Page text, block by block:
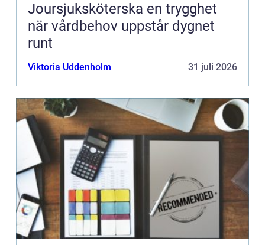
Joursjuksköterska en trygghet
när vårdbehov uppstår dygnet
runt
Viktoria Uddenholm 31 juli 2026